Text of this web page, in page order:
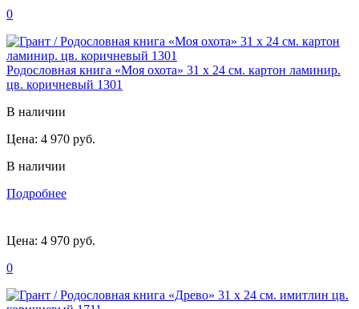
0
Родословная книга «Моя охота» 31 х 24 см. картон ламинир.
цв. коричневый 1301
В наличии
Цена: 4 970 руб.
В наличии
Подробнее
Цена: 4 970 руб.
0